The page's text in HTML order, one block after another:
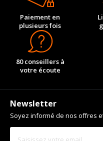
Paiement en
plusieurs fois
80 conseillers à
votre écoute
Newsletter
Soyez informé de nos offres